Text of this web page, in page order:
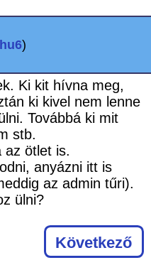
)
Ki kit hívna meg,
ki kivel nem lenne
Továbbá ki mit
stb.
az ötlet is.
anyázni itt is
az admin tűri).
ülni?
Következő